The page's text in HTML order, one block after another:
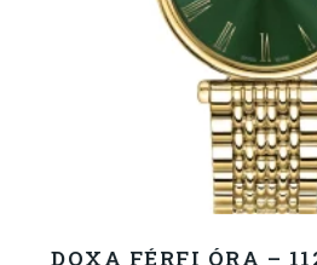
DOXA FÉRFI ÓRA –